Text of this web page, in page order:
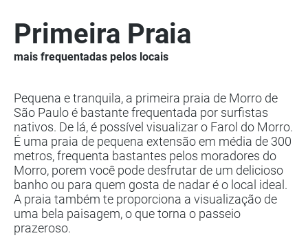
Primeira Praia
mais frequentadas pelos locais
Pequena e tranquila, a primeira praia de Morro de
São Paulo é bastante frequentada por surfistas
nativos. De lá, é possível visualizar o Farol do Morro.
É uma praia de pequena extensão em média de 300
metros, frequenta bastantes pelos moradores do
Morro, porem você pode desfrutar de um delicioso
banho ou para quem gosta de nadar é o local ideal.
A praia também te proporciona a visualização de
uma bela paisagem, o que torna o passeio
prazeroso.